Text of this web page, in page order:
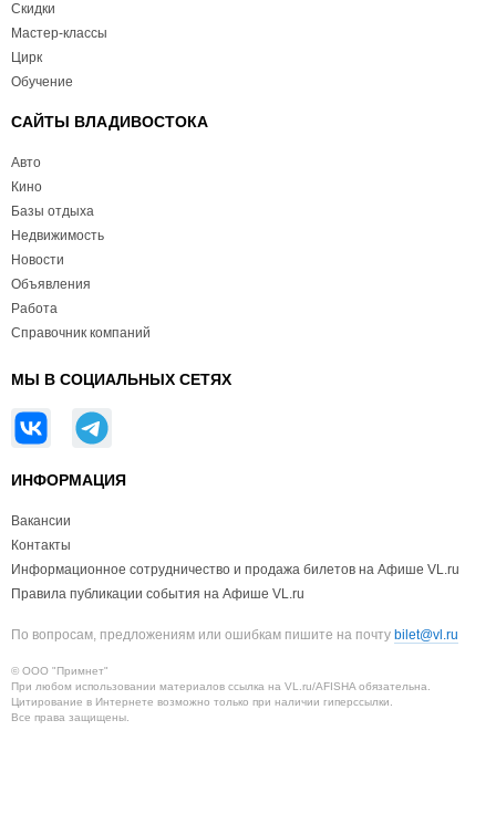
Скидки
Мастер-классы
Цирк
Обучение
САЙТЫ ВЛАДИВОСТОКА
Авто
Кино
Базы отдыха
Недвижимость
Новости
Объявления
Работа
Справочник компаний
МЫ В СОЦИАЛЬНЫХ СЕТЯХ
ИНФОРМАЦИЯ
Вакансии
Контакты
Информационное сотрудничество и продажа билетов на Афише VL.ru
Правила публикации события на Афише VL.ru
По вопросам, предложениям или ошибкам пишите на почту bilet@vl.ru
© ООО "Примнет"
При любом использовании материалов ссылка на VL.ru/AFISHA обязательна.
Цитирование в Интернете возможно только при наличии гиперссылки.
Все права защищены.